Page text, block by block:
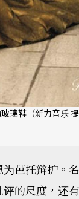
璃鞋（新力音乐 提
芭托辩护。
的尺度，还